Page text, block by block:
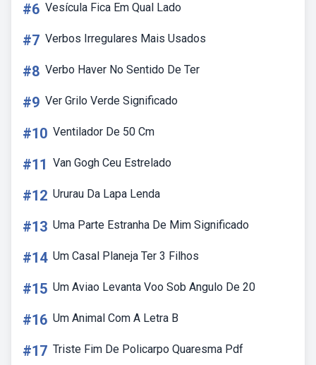
#6 Vesícula Fica Em Qual Lado
#7 Verbos Irregulares Mais Usados
#8 Verbo Haver No Sentido De Ter
#9 Ver Grilo Verde Significado
#10 Ventilador De 50 Cm
#11 Van Gogh Ceu Estrelado
#12 Ururau Da Lapa Lenda
#13 Uma Parte Estranha De Mim Significado
#14 Um Casal Planeja Ter 3 Filhos
#15 Um Aviao Levanta Voo Sob Angulo De 20
#16 Um Animal Com A Letra B
#17 Triste Fim De Policarpo Quaresma Pdf